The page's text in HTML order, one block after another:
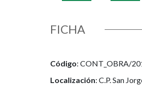
FICHA
Código: CONT_OBRA/
Localización: C.P. San